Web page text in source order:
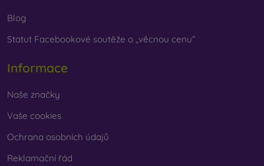
Blog
Statut Facebookové soutěže o „věcnou cenu“
Informace
Naše značky
Vaše cookies
Ochrana osobních údajů
Reklamační řád